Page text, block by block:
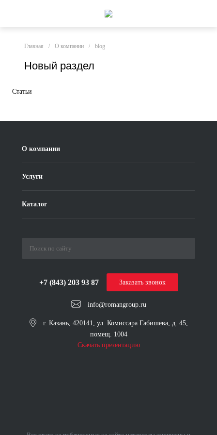
Главная / О компании / blog
Новый раздел
Статьи
О компании
Услуги
Каталог
info@romangroup.ru
+7 (843) 203 93 87
г. Казань, 420141, ул. Комиссара Габишева, д. 45,
помещ. 1004
Скачать презентацию
Заказать звонок